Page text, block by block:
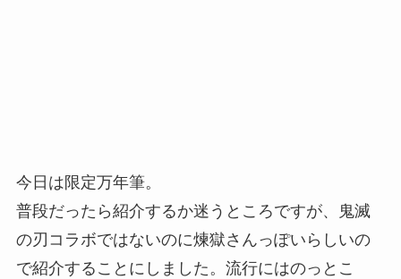
今日は限定万年筆。
普段だったら紹介するか迷うところですが、鬼滅
の刃コラボではないのに煉獄さんっぽいらしいの
で紹介することにしました。流行にはのっとこ